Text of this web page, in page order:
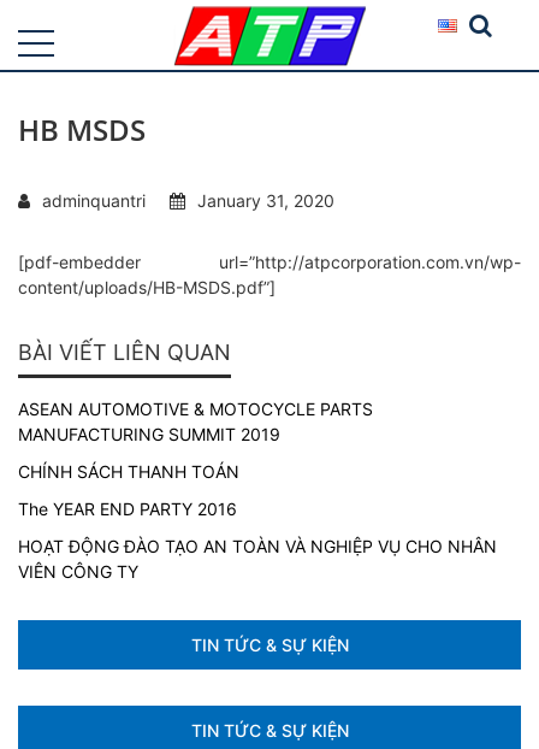
TIN TỨC & SỰ KIỆN
TIN TỨC & SỰ KIỆN
HB MSDS
adminquantri January 31, 2020
[pdf-embedder url=”http://atpcorporation.com.vn/wp-
content/uploads/HB-MSDS.pdf”]
BÀI VIẾT LIÊN QUAN
ASEAN AUTOMOTIVE & MOTOCYCLE PARTS
MANUFACTURING SUMMIT 2019
CHÍNH SÁCH THANH TOÁN
The YEAR END PARTY 2016
HOẠT ĐỘNG ĐÀO TẠO AN TOÀN VÀ NGHIỆP VỤ CHO NHÂN
VIÊN CÔNG TY